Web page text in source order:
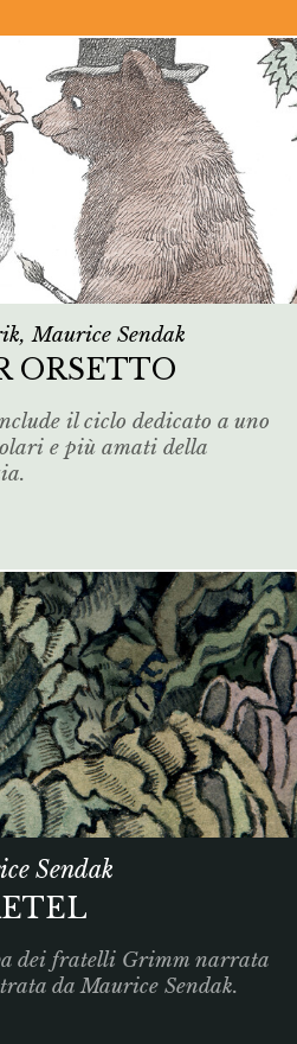
Maurice Sendak
ORSETTO
il ciclo dedicato a uno
e più amati della
Sendak
dei fratelli Grimm narrata
da Maurice Sendak.